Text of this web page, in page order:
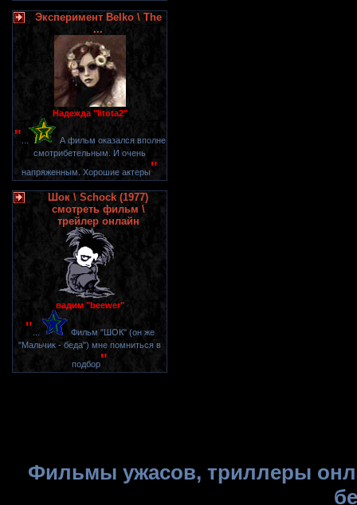
Эксперимент Belko \ The
...
Надежда "litota2"
"
А фильм оказался вполне
смотрибетельным. И очень
напряженным. Хорошие актеры"
Шок \ Schock (1977)
смотреть фильм \
трейлер онлайн
вадим "beewer"
"
Фильм "ШОК" (он же
"Мальчик - беда") мне помниться в
подбор"
Фильмы ужасов, триллеры